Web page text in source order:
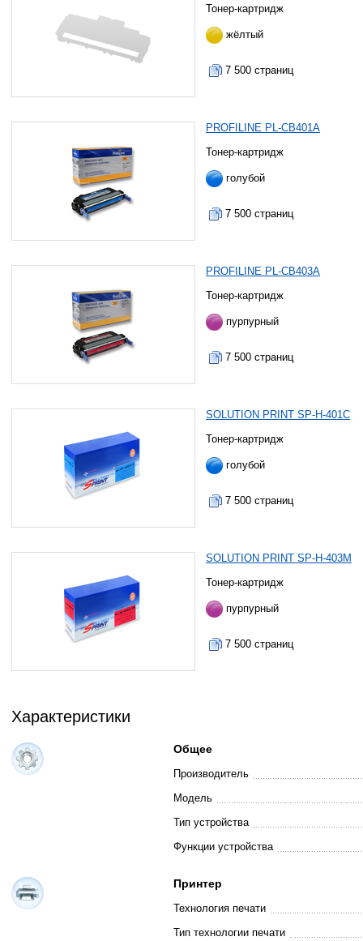
Тонер-картридж
жёлтый
7 500 страниц
PROFILINE PL-CB401A
Тонер-картридж
голубой
7 500 страниц
PROFILINE PL-CB403A
Тонер-картридж
пурпурный
7 500 страниц
SOLUTION PRINT SP-H-401C
Тонер-картридж
голубой
7 500 страниц
SOLUTION PRINT SP-H-403M
Тонер-картридж
пурпурный
7 500 страниц
Характеристики
Общее
Производитель
Модель
Тип устройства
Функции устройства
Принтер
Технология печати
Тип технологии печати